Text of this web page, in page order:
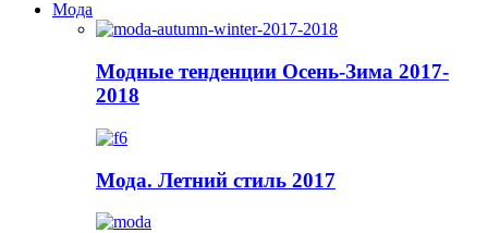
Мода
Модные тенденции Осень-Зима 2017-
2018
Мода. Летний стиль 2017